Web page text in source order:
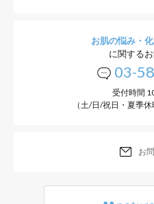
お肌の悩み・
に関する
03-
受付時間
（土/日/祝日・夏季
お